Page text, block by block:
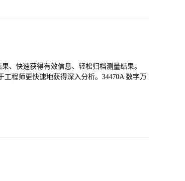
、快速获得有效信息、轻松归档测量结果。
程师更快速地获得深入分析。34470A 数字万